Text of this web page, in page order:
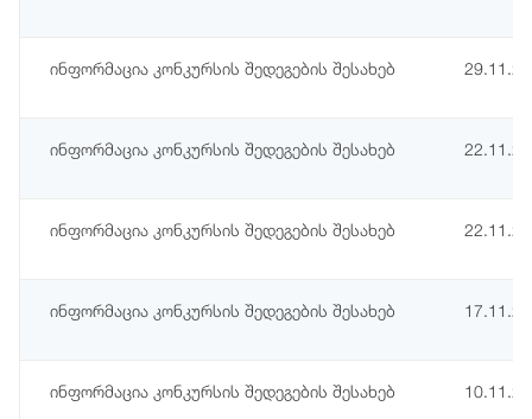
ინფორმაცია კონკურსის შედეგების შესახებ
ინფორმაცია კონკურსის შედეგების შესახებ
ინფორმაცია კონკურსის შედეგების შესახებ
ინფორმაცია კონკურსის შედეგების შესახებ
ინფორმაცია კონკურსის შედეგების შესახებ